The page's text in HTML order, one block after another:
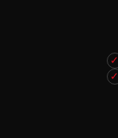
✓
✓